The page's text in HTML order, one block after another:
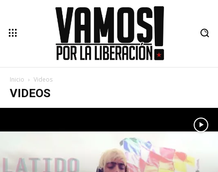
Inicio Videos
VIDEOS